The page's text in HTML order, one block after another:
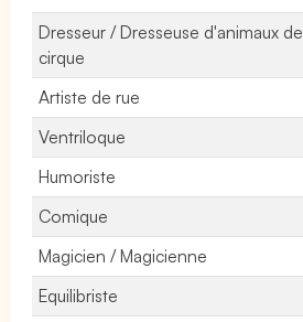
Dresseur / Dresseuse d'animaux de
cirque
Artiste de rue
Ventriloque
Humoriste
Comique
Magicien / Magicienne
Equilibriste